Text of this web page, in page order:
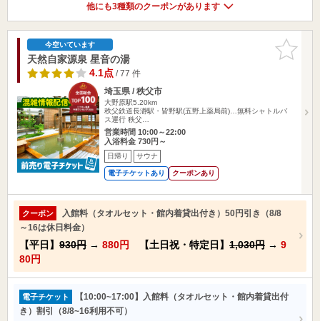
他にも3種類のクーポンがあります
お気に入
りに追加
今空いています
天然自家源泉 星音の湯
4.1点/ 77 件
埼玉県 / 秩父市
大野原駅5.20km
秩父鉄道長瀞駅・皆野駅(五野上薬局前)…無料シャトルバ
ス運行 秩父…
営業時間 10:00～22:00
入浴料金 730円～
日帰り サウナ
電子チケットあり クーポンあり
クーポン
入館料（タオルセット・館内着貸出付き）50円引き（8/8
～16は休日料金）
【平日】 930円 → 880円 【土日祝・特定日】 1,030円 → 9
80円
電子チケット
【10:00~17:00】入館料（タオルセット・館内着貸出付
き）割引（8/8~16利用不可）